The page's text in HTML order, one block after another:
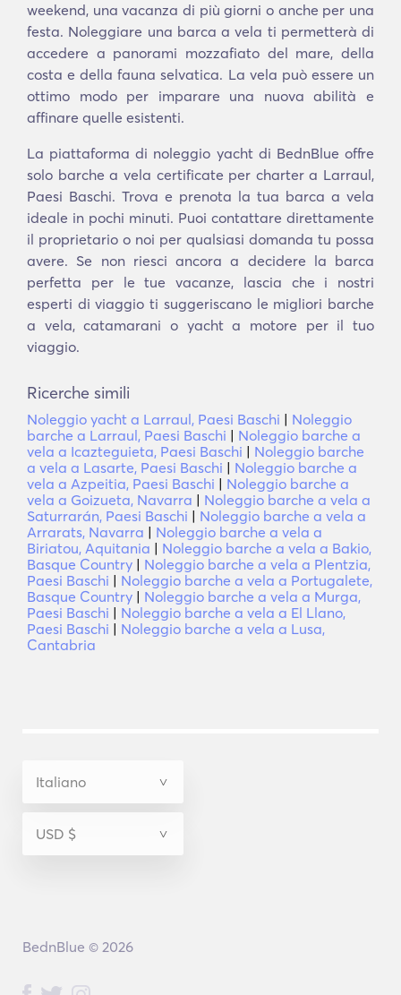
weekend, una vacanza di più giorni o anche per una
festa. Noleggiare una barca a vela ti permetterà di
accedere a panorami mozzafiato del mare, della
costa e della fauna selvatica. La vela può essere un
ottimo modo per imparare una nuova abilità e
affinare quelle esistenti.
La piattaforma di noleggio yacht di BednBlue offre
solo barche a vela certificate per charter a Larraul,
Paesi Baschi. Trova e prenota la tua barca a vela
ideale in pochi minuti. Puoi contattare direttamente
il proprietario o noi per qualsiasi domanda tu possa
avere. Se non riesci ancora a decidere la barca
perfetta per le tue vacanze, lascia che i nostri
esperti di viaggio ti suggeriscano le migliori barche
a vela, catamarani o yacht a motore per il tuo
viaggio.
Ricerche simili
Noleggio yacht a Larraul, Paesi Baschi | Noleggio
barche a Larraul, Paesi Baschi | Noleggio barche a
vela a Icazteguieta, Paesi Baschi | Noleggio barche
a vela a Lasarte, Paesi Baschi | Noleggio barche a
vela a Azpeitia, Paesi Baschi | Noleggio barche a
vela a Goizueta, Navarra | Noleggio barche a vela a
Saturrarán, Paesi Baschi | Noleggio barche a vela a
Arrarats, Navarra | Noleggio barche a vela a
Biriatou, Aquitania | Noleggio barche a vela a Bakio,
Basque Country | Noleggio barche a vela a Plentzia,
Paesi Baschi | Noleggio barche a vela a Portugalete,
Basque Country | Noleggio barche a vela a Murga,
Paesi Baschi | Noleggio barche a vela a El Llano,
Paesi Baschi | Noleggio barche a vela a Lusa,
Cantabria
BednBlue © 2026